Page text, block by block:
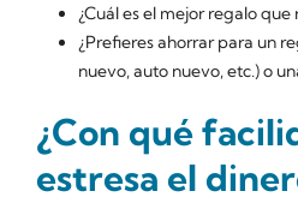
¿Cuál es el mejor regalo que
¿Prefieres ahorrar para un
nuevo, auto nuevo, etc.) o
¿Con qué
estresa el